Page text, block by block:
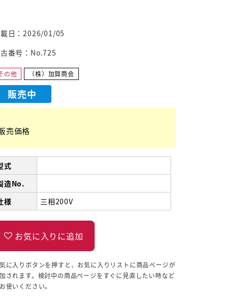
日：2026/01/05
番号：No.725
の他 （株）加賀商会
販売中
売価格
式
造No.
様
三相200V
に入りボタンを押すと、お気に入りリストに商品ページが
されます。検討中の商品ページをすぐに見直したい時など
使いください。